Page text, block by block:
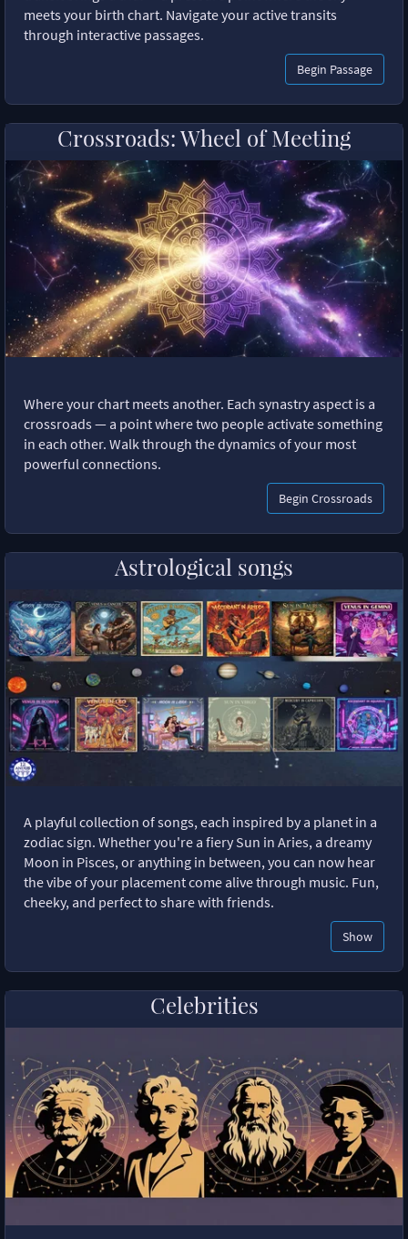
meets your birth chart. Navigate your active transits
through interactive passages.
Begin Passage
Crossroads: Wheel of Meeting
Where your chart meets another. Each synastry aspect is a
crossroads — a point where two people activate something
in each other. Walk through the dynamics of your most
powerful connections.
Begin Crossroads
Astrological songs
A playful collection of songs, each inspired by a planet in a
zodiac sign. Whether you're a fiery Sun in Aries, a dreamy
Moon in Pisces, or anything in between, you can now hear
the vibe of your placement come alive through music. Fun,
cheeky, and perfect to share with friends.
Show
Celebrities